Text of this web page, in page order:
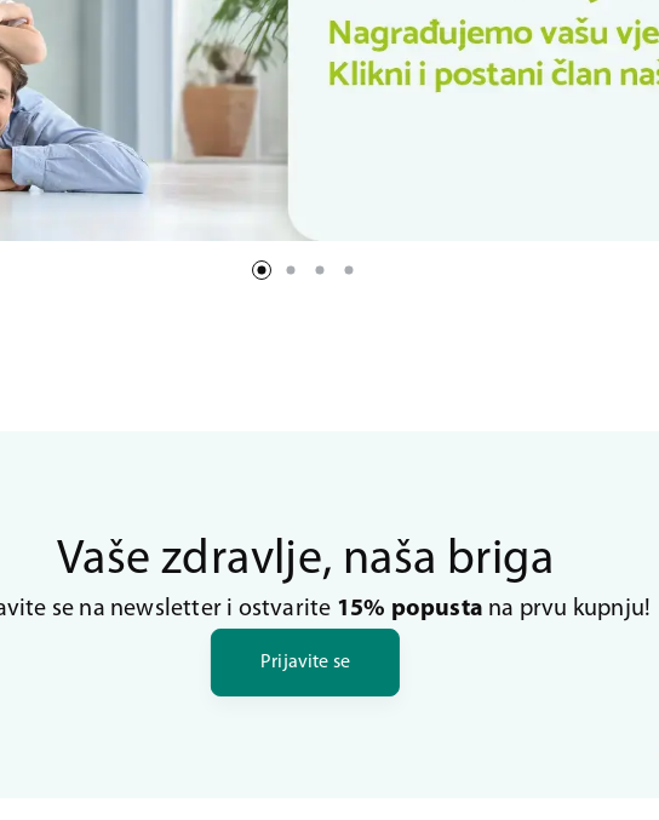
Vaše zdravlje, naša briga
se na newsletter i ostvarite 15% popusta na prvu kupnju!
Prijavite se